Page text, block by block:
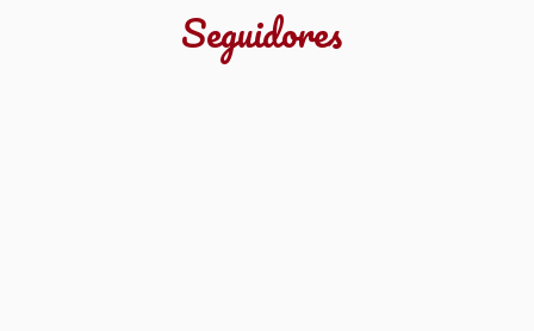
Seguidores